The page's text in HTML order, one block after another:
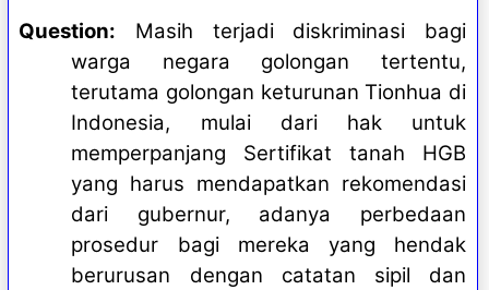
Question: Masih terjadi diskriminasi bagi
warga negara golongan tertentu,
terutama golongan keturunan Tionhua di
Indonesia, mulai dari hak untuk
memperpanjang Sertifikat tanah HGB
yang harus mendapatkan rekomendasi
dari gubernur, adanya perbedaan
prosedur bagi mereka yang hendak
berurusan dengan catatan sipil dan